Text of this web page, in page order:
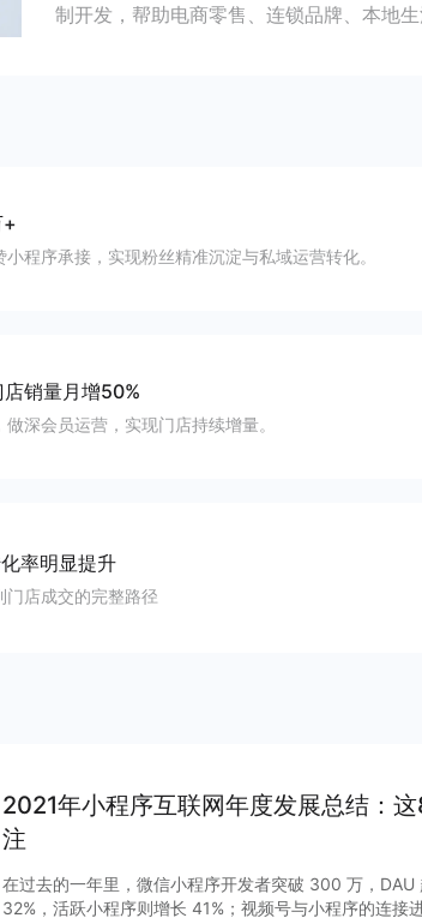
制开发，帮助电商零售、连锁品牌、本地
+
程序承接，实现粉丝精准沉淀与私域运营转化。
店销量月增50%
深会员运营，实现门店持续增量。
率明显提升
门店成交的完整路径
2021年小程序互联网年度发展总结：
注
在过去的一年里，微信小程序开发者突破 300 万，
32%，活跃小程序则增长 41%；视频号与小程序的连接